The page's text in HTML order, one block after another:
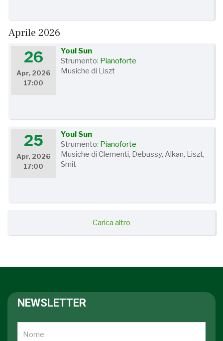
Aprile 2026
26
Apr, 2026
17:00
Youl Sun
Strumento: Pianoforte
Musiche di Liszt
25
Apr, 2026
17:00
Youl Sun
Strumento: Pianoforte
Musiche di Clementi, Debussy, Alkan, Liszt,
Smit
Carica altro
NEWSLETTER